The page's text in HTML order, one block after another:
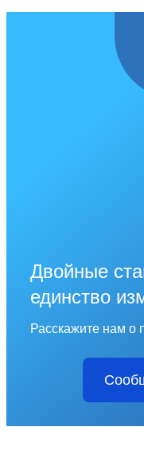
Двойные
единство
Расскажите нам о